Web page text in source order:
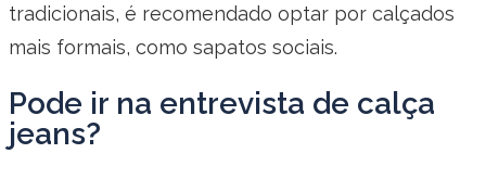
tradicionais, é recomendado optar por calçados
mais formais, como sapatos sociais.
Pode ir na entrevista de calça
jeans?